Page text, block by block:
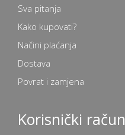
Sva pitanja
Kako kupovati?
Načini plaćanja
Dostava
Povrat i zamjena
Korisnički račun